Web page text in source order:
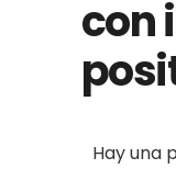
con
Hay una